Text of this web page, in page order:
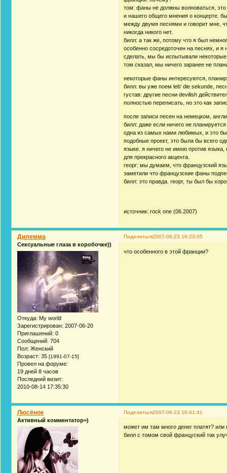
том: фаны не должны волноваться, это
и нашего общего мнения о концерте.
между двумя песнями и говорит мне,
никогда никого нет.
билл: а так же, потому что я был
особенно сосредоточен на песнях, и
сделать, мы бы испытывали
том сказал, мы ничего заранее не
некоторые фаны интересуются,
билл: вы уже поем leb' die sekunde,
густав: другие песни devilish
полностью переписать, но это как
после записи песен на немецком,
билл: даже если ничего не
одна из самых нами любимых, и это
подобные проект, это была бы всего
языке. я ничего не имею против
для прекрасного акцента.
георг: мы думаем, что французский
заметили что французские фаны
билл: это правда. георг, ты был бы
источник: rock one (06.2007)
Поделиться2007-06-23 16:23:05
Дилемма
Сексуальные глаза в коробочке))
Откуда: My world
Зарегистрирован: 2007-06-20
Приглашений: 0
Сообщений: 704
Пол: Женский
Возраст: 35 [1991-07-15]
Провел на форуме:
19 дней 8 часов
Последний визит:
2010-08-14 17:35:30
что особенного в этой франции?
Поделиться2007-06-23 16:41:41
Люсёнок
Активный комментатор=)
может им там много денег платят?
билл с томом свой француский так